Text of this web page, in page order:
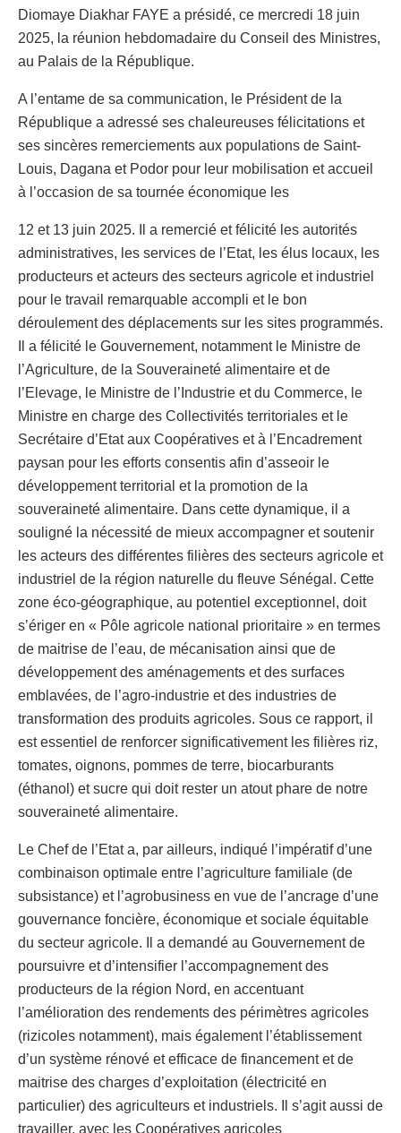
Diomaye Diakhar FAYE a présidé, ce mercredi 18 juin
2025, la réunion hebdomadaire du Conseil des Ministres,
au Palais de la République.
A l’entame de sa communication, le Président de la
République a adressé ses chaleureuses félicitations et
ses sincères remerciements aux populations de Saint-
Louis, Dagana et Podor pour leur mobilisation et accueil
à l’occasion de sa tournée économique les
12 et 13 juin 2025. Il a remercié et félicité les autorités
administratives, les services de l’Etat, les élus locaux, les
producteurs et acteurs des secteurs agricole et industriel
pour le travail remarquable accompli et le bon
déroulement des déplacements sur les sites programmés.
Il a félicité le Gouvernement, notamment le Ministre de
l’Agriculture, de la Souveraineté alimentaire et de
l’Elevage, le Ministre de l’Industrie et du Commerce, le
Ministre en charge des Collectivités territoriales et le
Secrétaire d’Etat aux Coopératives et à l’Encadrement
paysan pour les efforts consentis afin d’asseoir le
développement territorial et la promotion de la
souveraineté alimentaire. Dans cette dynamique, il a
souligné la nécessité de mieux accompagner et soutenir
les acteurs des différentes filières des secteurs agricole et
industriel de la région naturelle du fleuve Sénégal. Cette
zone éco-géographique, au potentiel exceptionnel, doit
s’ériger en « Pôle agricole national prioritaire » en termes
de maitrise de l’eau, de mécanisation ainsi que de
développement des aménagements et des surfaces
emblavées, de l’agro-industrie et des industries de
transformation des produits agricoles. Sous ce rapport, il
est essentiel de renforcer significativement les filières riz,
tomates, oignons, pommes de terre, biocarburants
(éthanol) et sucre qui doit rester un atout phare de notre
souveraineté alimentaire.
Le Chef de l’Etat a, par ailleurs, indiqué l’impératif d’une
combinaison optimale entre l’agriculture familiale (de
subsistance) et l’agrobusiness en vue de l’ancrage d’une
gouvernance foncière, économique et sociale équitable
du secteur agricole. Il a demandé au Gouvernement de
poursuivre et d’intensifier l’accompagnement des
producteurs de la région Nord, en accentuant
l’amélioration des rendements des périmètres agricoles
(rizicoles notamment), mais également l’établissement
d’un système rénové et efficace de financement et de
maitrise des charges d’exploitation (électricité en
particulier) des agriculteurs et industriels. Il s’agit aussi de
travailler, avec les Coopératives agricoles